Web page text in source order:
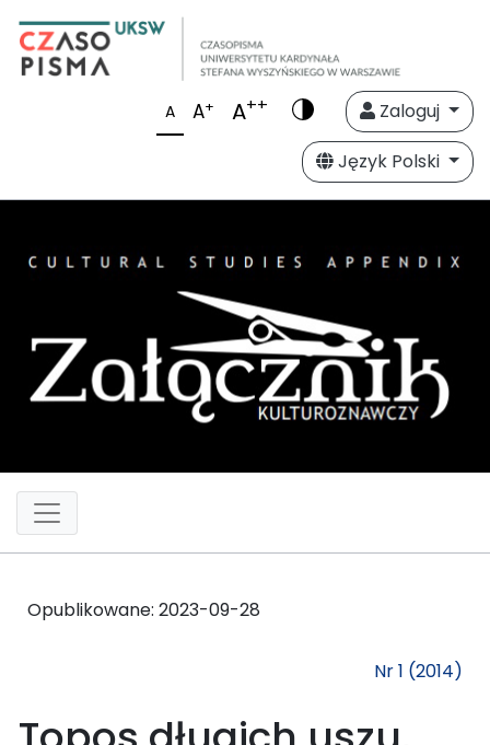
A A+ A++
Zaloguj
Język Polski
Opublikowane: 2023-09-28
Nr 1 (2014)